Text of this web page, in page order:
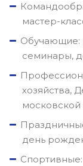
мастер-
Обучающие:
семинары,
хозяйства,
день